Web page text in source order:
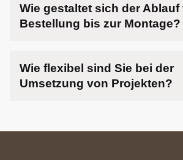
Wie gestaltet sich der Ablauf
Bestellung bis zur Montage?
Wie flexibel sind Sie bei der
Umsetzung von Projekten?